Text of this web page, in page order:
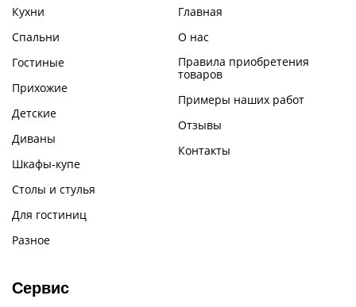
Кухни
Спальни
Гостиные
Прихожие
Детские
Диваны
Шкафы-купе
Столы и стулья
Для гостиниц
Разное
Главная
О нас
Правила приобретения
товаров
Примеры наших работ
Отзывы
Контакты
Сервис